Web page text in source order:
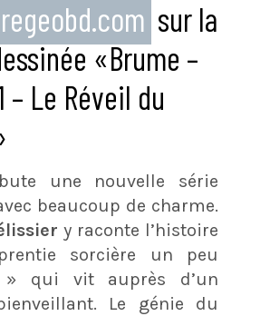
sur la
«Brume –
– Le Réveil du
une nouvelle série
beaucoup de charme.
y raconte l’histoire
sorcière un peu
» qui vit auprès d’un
Le génie du